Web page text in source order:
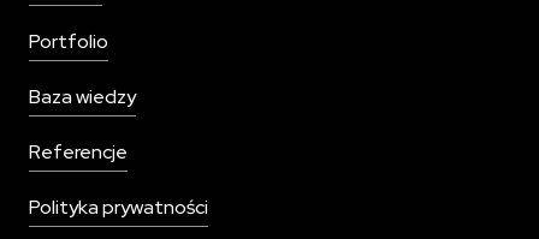
Portfolio
Baza wiedzy
Referencje
Polityka prywatności